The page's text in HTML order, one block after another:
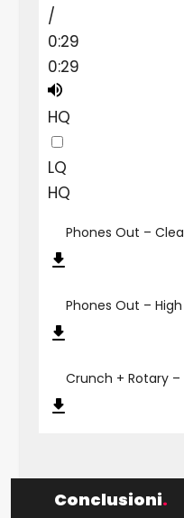
/
0:29
0:29
HQ
LQ
HQ
Phones Out –
Phones Out –
Crunch + Rotary –
Conclusioni.